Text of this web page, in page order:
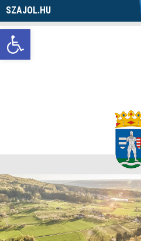
Eszköztár megnyitása
SZAJOL.HU